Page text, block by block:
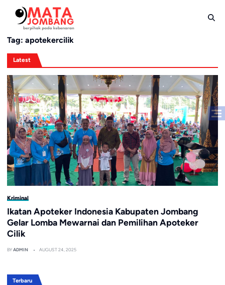
content
Tag: apotekercilik
Latest
Kriminal
Ikatan Apoteker Indonesia Kabupaten Jombang
Gelar Lomba Mewarnai dan Pemilihan Apoteker
Cilik
BYADMIN AUGUST 24, 2025
Terbaru